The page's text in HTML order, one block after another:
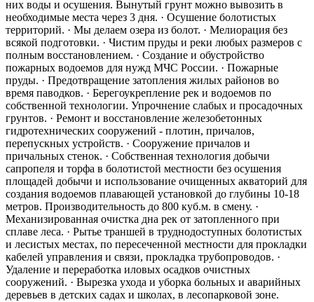
них воды и осушения. Вынутый грунт можно вывозить в
необходимые места через 3 дня. · Осушение болотистых
территорий. · Мы делаем озера из болот. · Мелиорация без
всякой подготовки. · Чистим пруды и реки любых размеров с
полным восстановлением. · Создание и обустройство
пожарных водоемов для нужд МЧС России. · Пожарные
пруды. · Предотвращение затопления жилых районов во
время паводков. · Берегоукрепление рек и водоемов по
собственной технологии. Упрочнение слабых и просадочных
грунтов. · Ремонт и восстановление железобетонных
гидротехнических сооружений - плотин, причалов,
перепускных устройств. · Сооружение причалов и
причальных стенок. · Собственная технология добычи
сапропеля и торфа в болотистой местности без осушения
площадей добычи и использование очищенных акваторий для
создания водоемов плавающей установкой до глубины 10-18
метров. Производительность до 800 куб.м. в смену. ·
Механизированная очистка дна рек от затопленного при
сплаве леса. · Рытье траншей в труднодоступных болотистых
и лесистых местах, по пересеченной местности для прокладки
кабелей управления и связи, прокладка трубопроводов. ·
Удаление и переработка иловых осадков очистных
сооружений. · Вырезка ухода и уборка больных и аварийных
деревьев в детских садах и школах, в лесопарковой зоне.